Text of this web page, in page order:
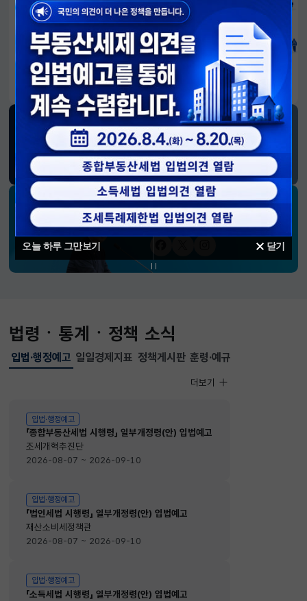
오늘 하루 그만보기 닫기
알림판
국민이 만든 대전환의 길-회복과 도약, 모두의 1년
재정경제부 SNS 소식
블로그페이스북트위터(X)유튜브인스타그램
소통하는 경제 리더 구윤철 장관의
SNS 채널
법령ㆍ통계ㆍ정책 소식
입법·행정예고
선택됨
입법·행정예고
입법·행정예고
「종합부동산세법 시행령」 일부개정령(안) 입법예고
조세개혁추진단
2026-08-07 ~ 2026-09-10
입법·행정예고
「법인세법 시행령」 일부개정령(안) 입법예고
재산소비세정책관
2026-08-07 ~ 2026-09-10
입법·행정예고
「소득세법 시행령」 일부개정령(안) 입법예고
입법·행정예고
더보기
일일경제지표 정책게시판 훈령·예규